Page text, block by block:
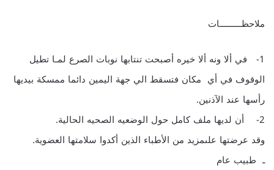
ملاحظـــــــــات
1- في ألا ونه ألا خيره أصبحت تنتابها نوبات الصرع لمـا تطيل
الوقوف في أي مكان فتسقط الي جهة اليمين دائما ممسكة بيديها
رأسها عند الآذنين.
2- أن لديها ملف كامل حول الوضعيه الصحيه الحالية.
وقد عرضتها علىمزيد من الأطباء الذين أكدوا سلامتها العضوية.
ـ طبيب عام